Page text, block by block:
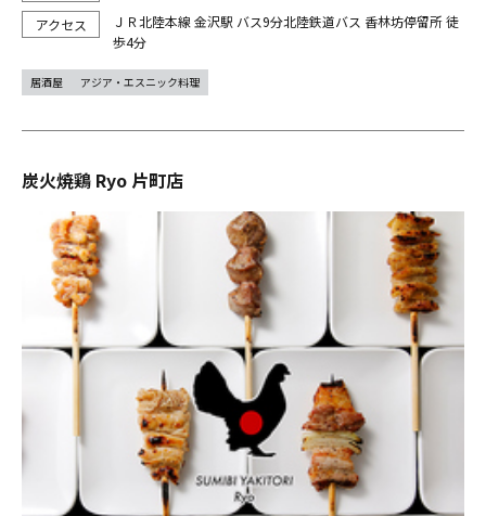
ＪＲ北陸本線 金沢駅 バス9分北陸鉄道バス 香林坊停留所 徒
歩4分
居酒屋 アジア・エスニック料理
炭火焼鶏 Ryo 片町店